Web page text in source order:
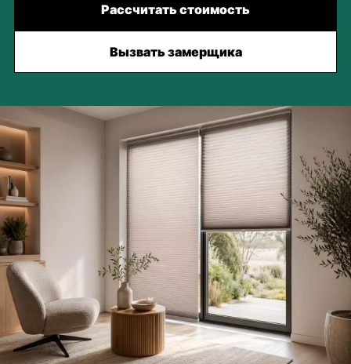
Рассчитать стоимость
Вызвать замерщика